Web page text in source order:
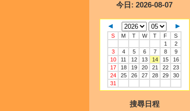
今日 : 2026-08-07
S M T W T F
S
1
2
3
4 5 6 7 8
9
10
11 12 13 14 15
16
17
18 19 20 21 22
23
24
25 26 27 28 29
30
31
搜尋日程